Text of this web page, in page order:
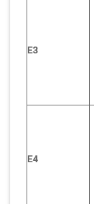
E3
E4